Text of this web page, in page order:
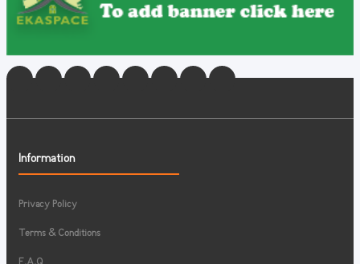
Information
Privacy Policy
Terms & Conditions